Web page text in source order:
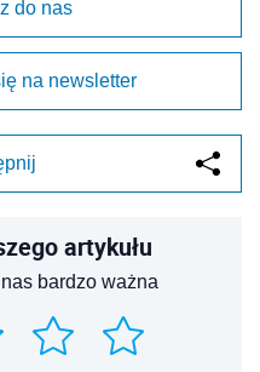
do nas
na newsletter
artykułu
bardzo ważna